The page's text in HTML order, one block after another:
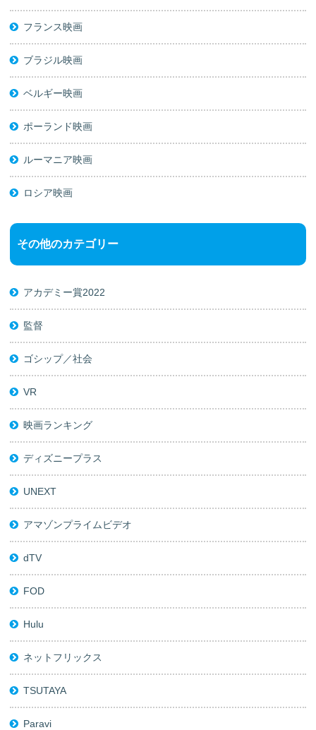
フランス映画
ブラジル映画
ベルギー映画
ポーランド映画
ルーマニア映画
ロシア映画
その他のカテゴリー
アカデミー賞2022
監督
ゴシップ／社会
VR
映画ランキング
ディズニープラス
UNEXT
アマゾンプライムビデオ
dTV
FOD
Hulu
ネットフリックス
TSUTAYA
Paravi